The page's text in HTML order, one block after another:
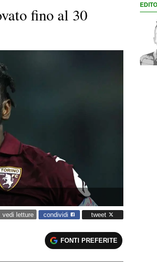
fino al 30
vedi letture condividi tweet
FONTI PREFERITE